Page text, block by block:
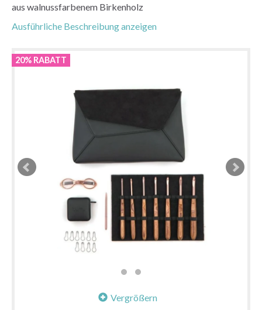
aus walnussfarbenem Birkenholz
Ausführliche Beschreibung anzeigen
20% RABATT
Vergrößern